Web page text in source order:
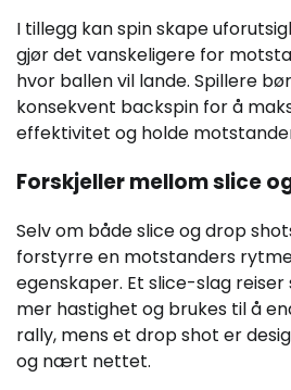
I tillegg kan spin skape
gjør det vanskeligere for
hvor ballen vil lande. Spillere
konsekvent backspin for å
effektivitet og holde
Forskjeller mellom slice
Selv om både slice og drop
forstyrre en motstanders
egenskaper. Et slice-slag reiser
mer hastighet og brukes til å
rally, mens et drop shot er
og nært nettet.